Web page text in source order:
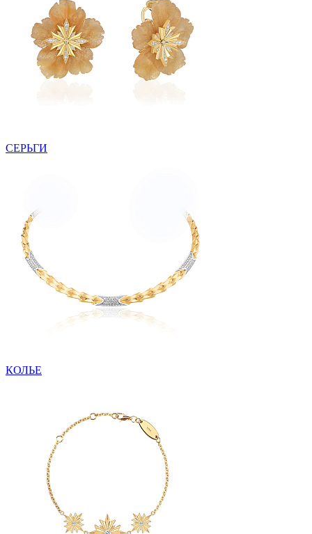
СЕРЬГИ
КОЛЬЕ